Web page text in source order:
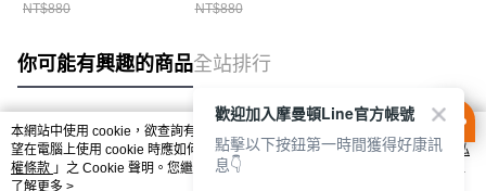
NT$880 NT$880
你可能有興趣的商品全站排行
熱門標籤
本網站中使用 cookie，欲查詢有關本網站使用 cookie 方式之詳情，及若您不希
望在電腦上使用 cookie 時應如何變更電腦的 cookie 設定，請參閱本網站「
隱私
權條款 」之 Cookie 聲明。您繼續使用本網站即表示您同意本公司得按本網站使
用條款之 Cookie 聲明使用 cookie。
了解更多 >
歡迎加入摩曼頓Line官方帳號
點擊以下按鈕第一時間獲得好康訊
息👇